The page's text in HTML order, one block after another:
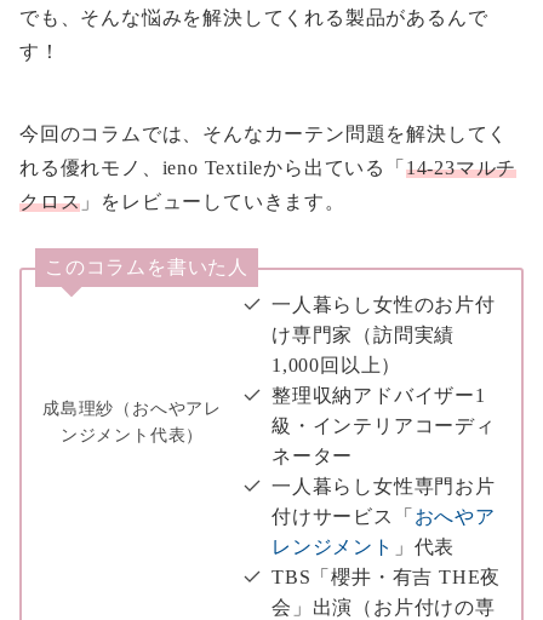
でも、そんな悩みを解決してくれる製品があるんで
す！
今回のコラムでは、そんなカーテン問題を解決してく
れる優れモノ、ieno Textileから出ている「 14-23マルチ
クロス 」をレビューしていきます。
このコラムを書いた人
成島理紗（おへやアレ
ンジメント代表）
一人暮らし女性のお片付
け専門家（訪問実績
1,000回以上）
整理収納アドバイザー1
級・インテリアコーディ
ネーター
一人暮らし女性専門お片
付けサービス「 おへやア
レンジメント
」代表
TBS「櫻井・有吉 THE夜
会」出演（お片付けの専